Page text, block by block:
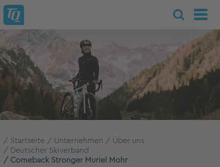
Startseite Unternehmen
Über uns
Deutscher Skiverband
Comeback Stronger Muriel Mohr